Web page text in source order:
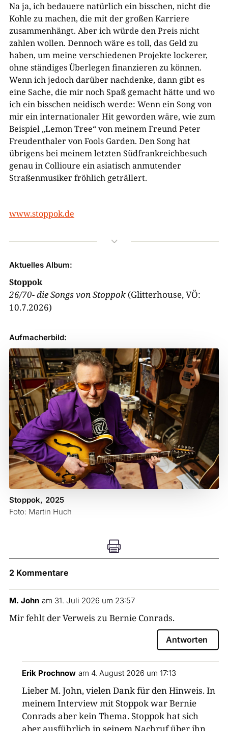
Na ja, ich bedauere natürlich ein bisschen, nicht die
Kohle zu machen, die mit der großen Karriere
zusammenhängt. Aber ich würde den Preis nicht
zahlen wollen. Dennoch wäre es toll, das Geld zu
haben, um meine verschiedenen Projekte lockerer,
ohne ständiges Überlegen finanzieren zu können.
Wenn ich jedoch darüber nachdenke, dann gibt es
eine Sache, die mir noch Spaß gemacht hätte und wo
ich ein bisschen neidisch werde: Wenn ein Song von
mir ein internationaler Hit geworden wäre, wie zum
Beispiel „Lemon Tree“ von meinem Freund Peter
Freudenthaler von Fools Garden. Den Song hat
übrigens bei meinem letzten Südfrankreichbesuch
genau in Collioure ein asiatisch anmutender
Straßenmusiker fröhlich geträllert.
www.stoppok.de
3
Aktuelles Album:
Stoppok
26/70- die Songs von Stoppok (Glitterhouse, VÖ:
10.7.2026)
Aufmacherbild:
Stoppok, 2025
Foto: Martin Huch

2 Kommentare
M. John am 31. Juli 2026 um 23:57
Mir fehlt der Verweis zu Bernie Conrads.
Antworten
Erik Prochnow am 4. August 2026 um 17:13
Lieber M. John, vielen Dank für den Hinweis. In
meinem Interview mit Stoppok war Bernie
Conrads aber kein Thema. Stoppok hat sich
aber ausführlich in seinem Nachruf über ihn